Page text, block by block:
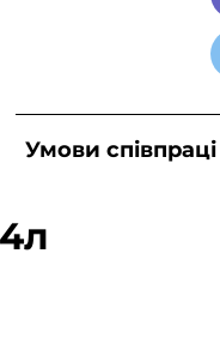
Умови співпраці